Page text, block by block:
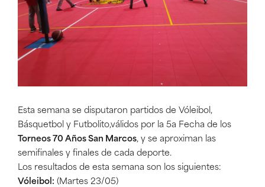
Esta semana se disputaron partidos de Vóleibol,
Básquetbol y Futbolito,válidos por la 5a Fecha de los
Torneos 70 Años San Marcos, y se aproximan las
semifinales y finales de cada deporte.
Los resultados de esta semana son los siguientes:
Vóleibol: (Martes 23/05)